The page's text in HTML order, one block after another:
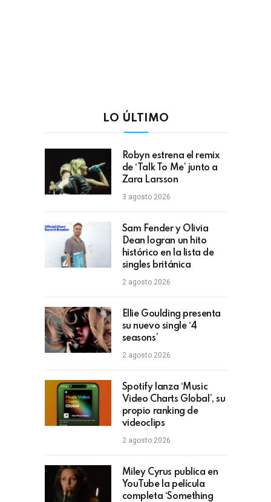
LO ÚLTIMO
Robyn estrena el remix
de ‘Talk To Me’ junto a
Zara Larsson
3 agosto 2026
Sam Fender y Olivia
Dean logran un hito
histórico en la lista de
singles británica
2 agosto 2026
Ellie Goulding presenta
su nuevo single ‘4
seasons’
2 agosto 2026
Spotify lanza ‘Music
Video Charts Global’, su
propio ranking de
videoclips
2 agosto 2026
Miley Cyrus publica en
YouTube la película
completa ‘Something